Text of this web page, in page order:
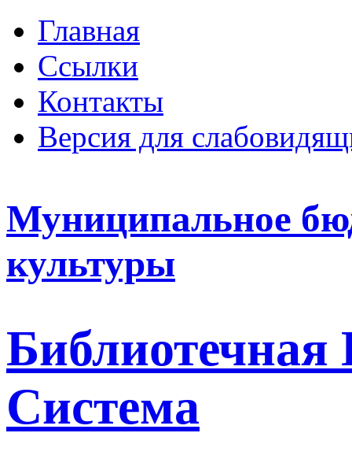
Главная
Ссылки
Контакты
Версия для
Муниципальное
культуры
Система